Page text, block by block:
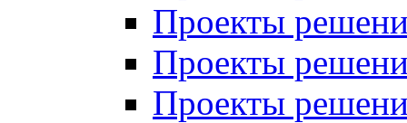
Проекты
Проекты
Проекты